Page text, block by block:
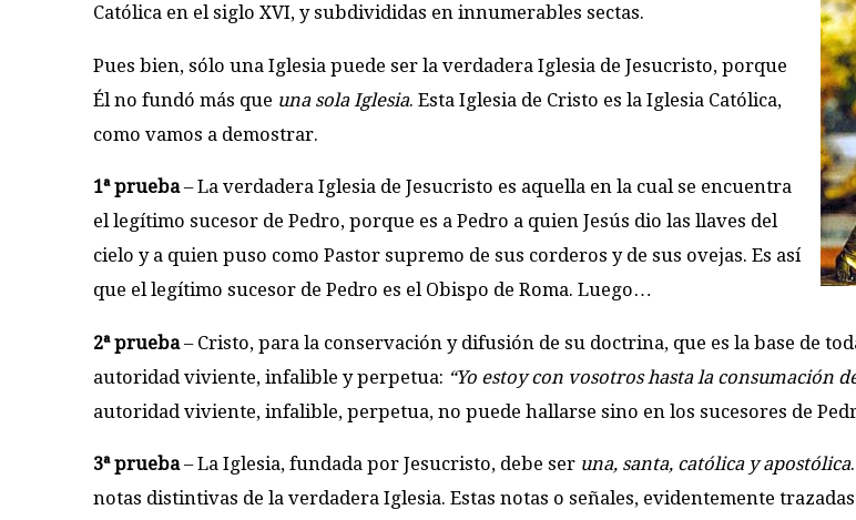
Católica en el siglo XVI, y subdivididas en innumerables sectas.
Pues bien, sólo una Iglesia puede ser la verdadera Iglesia de Jesucristo, porque
Él no fundó más que una sola Iglesia. Esta Iglesia de Cristo es la Iglesia Católica,
como vamos a demostrar.
1ª prueba– La verdadera Iglesia de Jesucristo es aquella en la cual se encuentra
el legítimo sucesor de Pedro, porque es a Pedro a quien Jesús dio las llaves del
cielo y a quien puso como Pastor supremo de sus corderos y de sus ovejas. Es así
que el legítimo sucesor de Pedro es el Obispo de Roma. Luego…
2ª prueba– Cristo, para la conservación y difusión de su doctrina, que es la base de
autoridad viviente, infalible y perpetua: “Yo estoy con vosotros hasta la consumación
autoridad viviente, infalible, perpetua, no puede hallarse sino en los sucesores de
3ª prueba– La Iglesia, fundada por Jesucristo, debe ser una, santa, católica y apostólica
notas distintivas de la verdadera Iglesia. Estas notas o señales, evidentemente